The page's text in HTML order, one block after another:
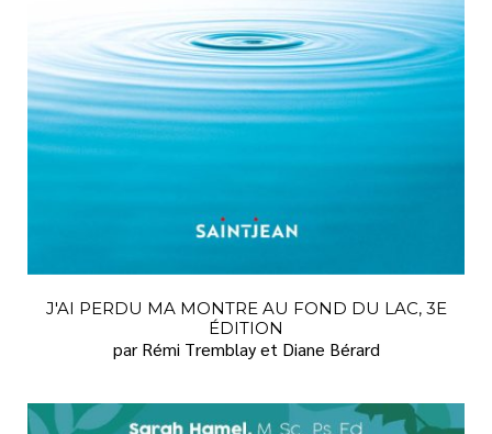
J'AI PERDU MA MONTRE AU FOND DU LAC, 3E
ÉDITION
par Rémi Tremblay et Diane Bérard